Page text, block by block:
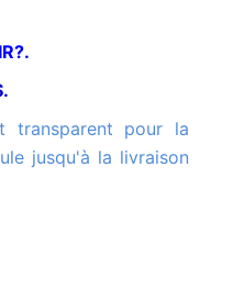
jusqu'à la livraison